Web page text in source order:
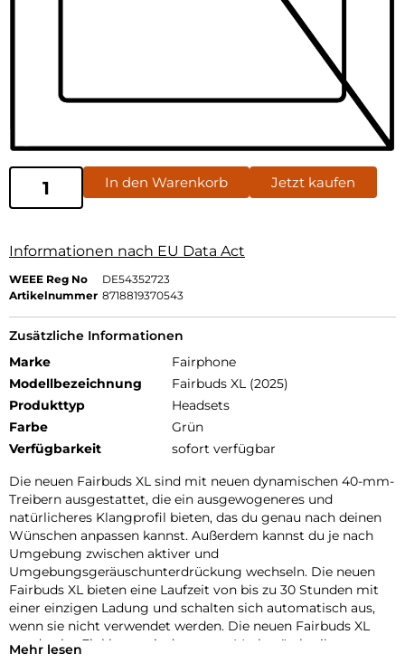
In den Warenkorb Jetzt kaufen
Informationen nach EU Data Act
WEEE Reg No
DE54352723
Artikelnummer 8718819370543
Zusätzliche Informationen
Marke
Fairphone
Modellbezeichnung
Fairbuds XL (2025)
Produkttyp
Headsets
Farbe
Grün
Verfügbarkeit
sofort verfügbar
Die neuen Fairbuds XL sind mit neuen dynamischen 40-mm-
Treibern ausgestattet, die ein ausgewogeneres und
natürlicheres Klangprofil bieten, das du genau nach deinen
Wünschen anpassen kannst. Außerdem kannst du je nach
Umgebung zwischen aktiver und
Umgebungsgeräuschunterdrückung wechseln. Die neuen
Fairbuds XL bieten eine Laufzeit von bis zu 30 Stunden mit
einer einzigen Ladung und schalten sich automatisch aus,
wenn sie nicht verwendet werden. Die neuen Fairbuds XL
wurden im Einklang mit der neuen Markenästhetik von
Mehr lesen